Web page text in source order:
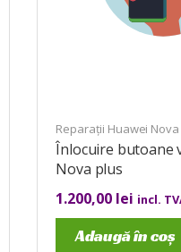
Reparații Huawei Nova
Înlocuire butoane
Nova plus
1.200,00 lei incl.
Adaugă în coș